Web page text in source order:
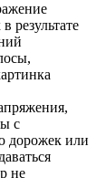
результате
с
дорожек или
не